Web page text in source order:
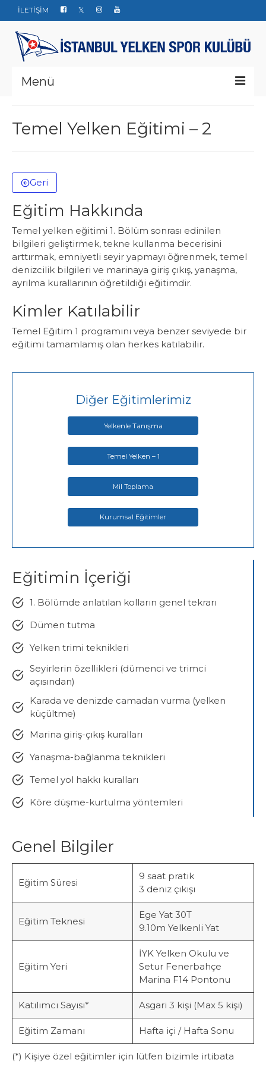
İLETİŞİM
Menü
Yarışlar
Yelken Okulu
Düğün Davet ve Organizasyon
Bize ulaşın
Temel Yelken Eğitimi – 2
Geri
Eğitim Hakkında
Temel yelken eğitimi 1. Bölüm sonrası edinilen
bilgileri geliştirmek, tekne kullanma becerisini
arttırmak, emniyetli seyir yapmayı öğrenmek, temel
denizcilik bilgileri ve marinaya giriş çıkış, yanaşma,
ayrılma kurallarının öğretildiği eğitimdir.
Kimler Katılabilir
Temel Eğitim 1 programını veya benzer seviyede bir
eğitimi tamamlamış olan herkes katılabilir.
Diğer Eğitimlerimiz
Yelkenle Tanışma
Temel Yelken – 1
Mil Toplama
Kurumsal Eğitimler
Eğitimin İçeriği
1. Bölümde anlatılan kolların genel tekrarı
Dümen tutma
Yelken trimi teknikleri
Seyirlerin özellikleri (dümenci ve trimci
açısından)
Karada ve denizde camadan vurma (yelken
küçültme)
Marina giriş-çıkış kuralları
Yanaşma-bağlanma teknikleri
Temel yol hakkı kuralları
Köre düşme-kurtulma yöntemleri
Genel Bilgiler
Eğitim Süresi
9 saat pratik
3 deniz çıkışı
Eğitim Teknesi
Ege Yat 30T
9.10m Yelkenli Yat
Eğitim Yeri
İYK Yelken Okulu ve
Setur Fenerbahçe
Marina F14 Pontonu
Katılımcı Sayısı* Asgari 3 kişi (Max 5 kişi)
Eğitim Zamanı Hafta içi / Hafta Sonu
(*) Kişiye özel eğitimler için lütfen bizimle irtibata